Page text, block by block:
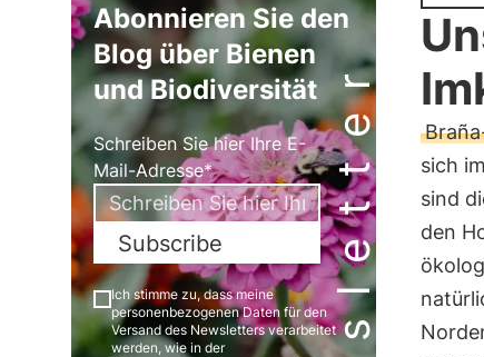
Abonnieren Sie den
Blog über Bienen
und Biodiversität
Schreiben Sie hier Ihre E-
Mail-Adresse*
Subscribe
Ich stimme zu, dass meine
personenbezogenen Daten für den
Versand des Newsletters verarbeitet
werden, wie in der
sich
sind
den